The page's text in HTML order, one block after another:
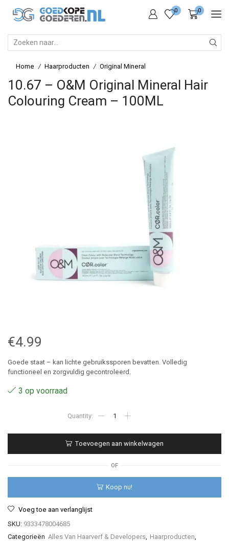
0 0
Home / Haarproducten / Original Mineral
10.67 – O&M Original Mineral Hair
Colouring Cream – 100ML
€4.99
Goede staat – kan lichte gebruikssporen bevatten. Volledig
functioneel en zorgvuldig gecontroleerd.
3 op voorraad
Mineral
Hair
Colouring
–
Toevoegen aan winkelwagen
OF
Koop nu!
Voeg toe aan verlanglijst
SKU: 9333478004685
Categorieën Alles Van Haarverf & Developers Haarproducten